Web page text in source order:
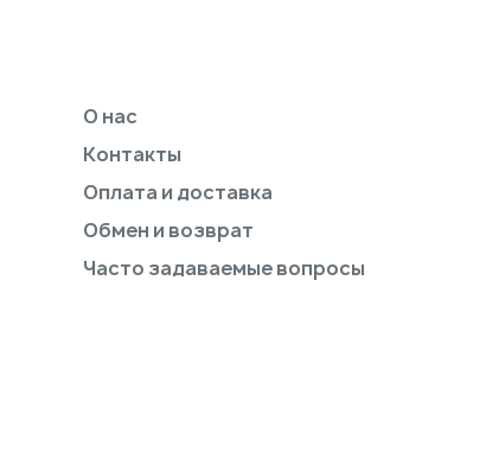
О нас
Контакты
Оплата и доставка
Обмен и возврат
Часто задаваемые вопросы